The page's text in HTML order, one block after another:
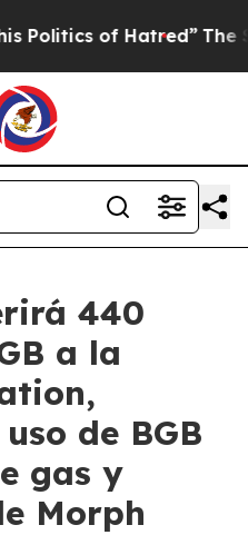
of Hatred” The Story
440
a la
de BGB
gas y
Morph